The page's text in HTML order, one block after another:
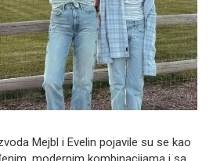
Mejbl i Evelin pojavile su se kao